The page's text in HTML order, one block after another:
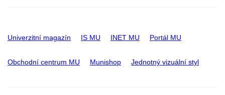
Univerzitní magazín IS MU INET MU Portál MU
Obchodní centrum MU Munishop Jednotný vizuální styl